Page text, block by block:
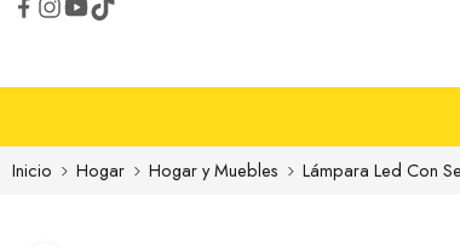
Inicio Hogar Hogar y Muebles Lámpara Led Con